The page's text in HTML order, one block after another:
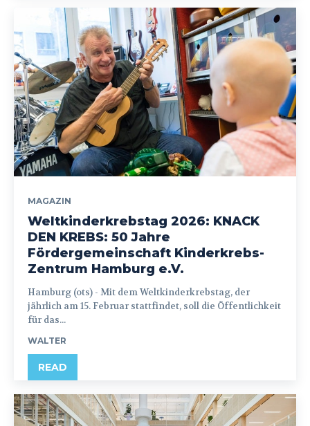
MAGAZIN
Weltkinderkrebstag 2026: KNACK
DEN KREBS: 50 Jahre
Fördergemeinschaft Kinderkrebs-
Zentrum Hamburg e.V.
Hamburg (ots) - Mit dem Weltkinderkrebstag, der
jährlich am 15. Februar stattfindet, soll die Öffentlichkeit
für das...
WALTER
READ